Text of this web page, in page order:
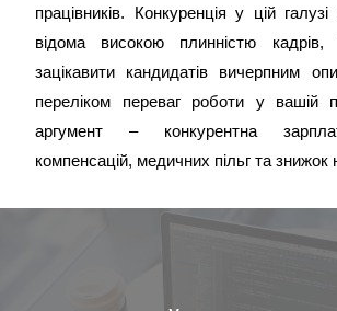
працівників. Конкуренція у цій
відома високою плинністю
зацікавити кандидатів вичерпним
переліком переваг роботи у вашій
аргумент – конкурентна
компенсацій, медичних пільг та знижок